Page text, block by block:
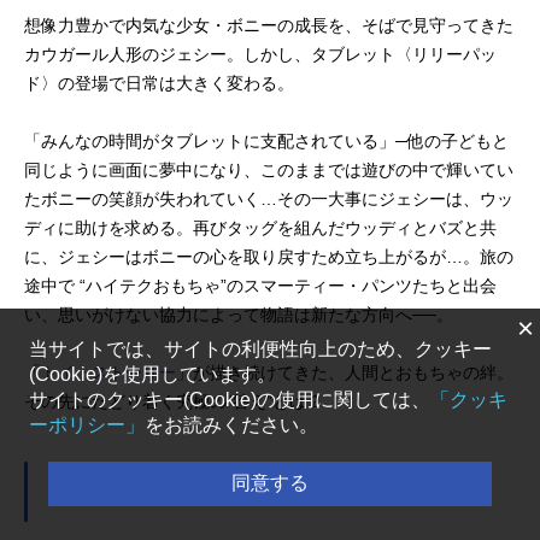
​想像力豊かで内気な少女・ボニーの成長を、そばで見守ってきた
カウガール人形のジェシー。しかし、タブレット〈リリーパッ
ド〉の登場で日常は大きく変わる。
「みんなの時間がタブレットに支配されている」─他の子どもと
同じように画面に夢中になり、このままでは遊びの中で輝いてい
たボニーの笑顔が失われていく…その一大事にジェシーは、ウッ
ディに助けを求める。再びタッグを組んだウッディとバズと共
に、ジェシーはボニーの心を取り戻すため立ち上がるが…。旅の
途中で “ハイテクおもちゃ”のスマーティー・パンツたちと出会
い、思いがけない協力によって物語は新たな方向へ──。
「トイ・ストーリー 」が描き続けてきた、人間とおもちゃの絆。
その先にたどり着く究極の“答え”とは？
×
当サイトでは、サイトの利便性向上のため、クッキー
(Cookie)を使用しています。
サイトのクッキー(Cookie)の使用に関しては、
「クッキ
ーポリシー」
をお読みください。
同意する